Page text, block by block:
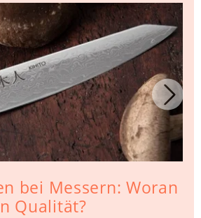
bei Messern: Woran
Qualität?